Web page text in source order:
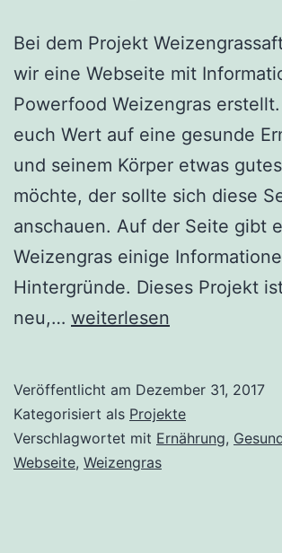
Bei dem Projekt
wir eine Webseite mit
Powerfood Weizengras
euch Wert auf eine gesunde
und seinem Körper etwas
möchte, der sollte sich diese
anschauen. Auf der Seite gibt
Weizengras einige
Hintergründe. Dieses Projekt
neu,… Weizengrassaft
weiterlesen
Veröffentlicht am Dezember 31, 2017
Kategorisiert als Projekte
Verschlagwortet mit Ernährung,
Webseite, Weizengras